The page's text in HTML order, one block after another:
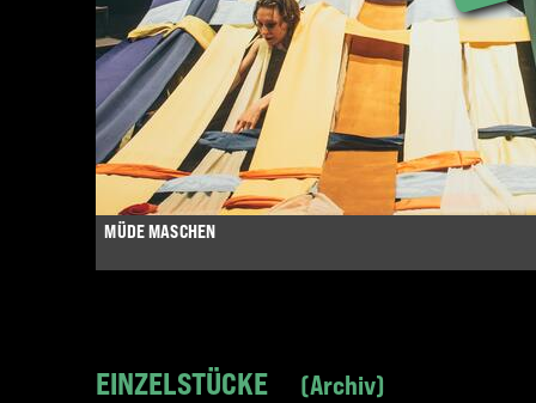
MÜDE MASCHEN
EINZELSTÜCKE Archiv